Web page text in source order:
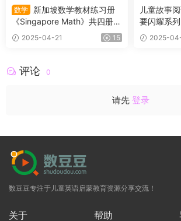
数学
新加坡数学教材练习册
《Singapore Math》共四册
（L1-L4）适合小学2~5年级的
学生
2025-04-21 15
儿童故事
要闪耀系
册，充满
高！
2025-
评论 0
请先 登录
数豆豆专注于儿童英语启蒙教育资源分享交流！
关于 帮助